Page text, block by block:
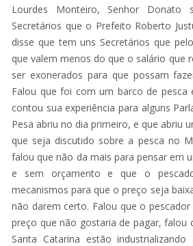
Lourdes Monteiro, Senhor Donato
Secretários que o Prefeito Roberto
disse que tem uns Secretários que
que valem menos do que o salário que
ser exonerados para que possam
Falou que foi com um barco de pesca
contou sua experiência para alguns
Pesa abriu no dia primeiro, e que abriu
que seja discutido sobre a pesca no
falou que não da mais para pensar em
e sem orçamento e que o
mecanismos para que o preço seja
não darem certo. Falou que o
preço que não gostaria de pagar, falou
Santa Catarina estão